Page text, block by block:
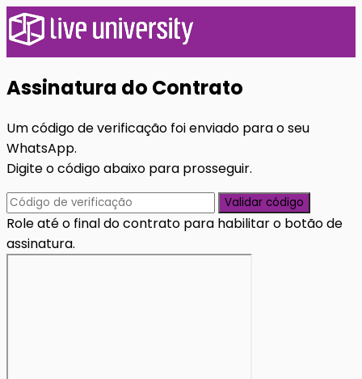
Assinatura do Contrato
Um código de verificação foi enviado para o seu
WhatsApp.
Digite o código abaixo para prosseguir.
Validar código
Role até o final do contrato para habilitar o botão de
assinatura.